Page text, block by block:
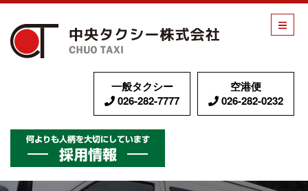
中央
一般タクシー
026-282-7777
空港便
026-282-0232